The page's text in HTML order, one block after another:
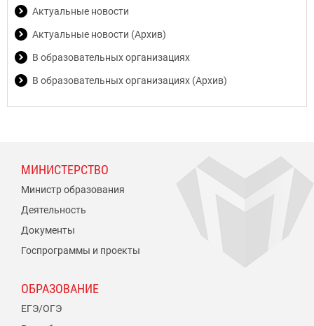
Актуальные новости
Актуальные новости (Архив)
В образовательных организациях
В образовательных организациях (Архив)
МИНИСТЕРСТВО
Министр образования
Деятельность
Документы
Госпрограммы и проекты
ОБРАЗОВАНИЕ
ЕГЭ/ОГЭ